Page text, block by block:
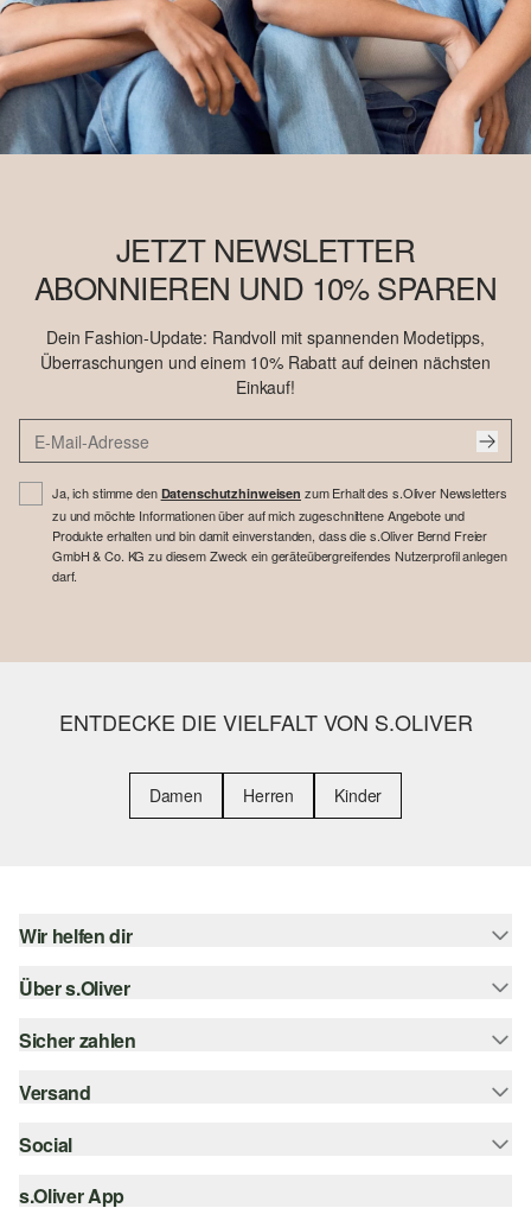
JETZT NEWSLETTER
ABONNIEREN UND 10% SPAREN
Dein Fashion-Update: Randvoll mit spannenden Modetipps,
Überraschungen und einem 10% Rabatt auf deinen nächsten
Einkauf!
Ja, ich stimme den Datenschutzhinweisen zum Erhalt des s.Oliver Newsletters
zu und möchte Informationen über auf mich zugeschnittene Angebote und
Produkte erhalten und bin damit einverstanden, dass die s.Oliver Bernd Freier
GmbH & Co. KG zu diesem Zweck ein geräteübergreifendes Nutzerprofil anlegen
darf.
ENTDECKE DIE VIELFALT VON S.OLIVER
Damen Herren Kinder
Wir helfen dir
Hilfe & FAQ
Größenberatung
Top-Kategorien
Bestellung widerrufen
Über s.Oliver
s.Oliver Magazin
Whatsapp
Sicher zahlen
Rechnung
Kreditkarte
Versand
Sendungsverfolgung
DHL
Social
instagram
s.Oliver App